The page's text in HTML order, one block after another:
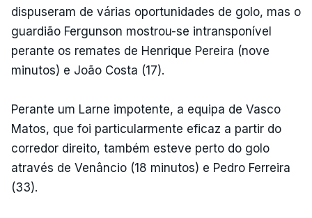
dispuseram de várias oportunidades de golo, mas o
guardião Fergunson mostrou-se intransponível
perante os remates de Henrique Pereira (nove
minutos) e João Costa (17).
Perante um Larne impotente, a equipa de Vasco
Matos, que foi particularmente eficaz a partir do
corredor direito, também esteve perto do golo
através de Venâncio (18 minutos) e Pedro Ferreira
(33).